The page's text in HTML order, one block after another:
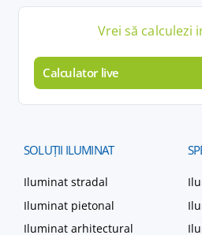
Vrei să calculezi
Calculator live
SOLUȚII ILUMINAT
Iluminat stradal
Iluminat pietonal
Iluminat arhitectural